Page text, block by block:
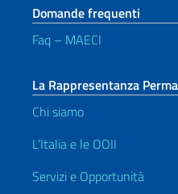
Domande frequenti
Faq – MAECI
La Rappresentanza
Chi siamo
L’Italia e le OOII
Servizi e Opportunità